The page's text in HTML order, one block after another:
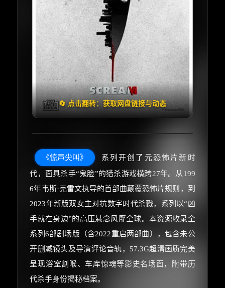
🔄 点击翻转：获取网盘链接与动态
失效请反馈
🧧️
天天领红包
《惊声尖叫》
系列开创了元恐怖片新时
代，面具杀手“鬼脸”的猎杀游戏横跨27年。从199
6年韦斯·克雷文执导的首部曲颠覆恐怖片规则，到
2023年新版双女主对抗数字时代杀戮，系列以“凶
手就在身边”的高压悬念风靡全球。本资源收录全
系列6部剧场版（含2022重启两部曲），包含未公
开删减镜头及导演评论音轨，57.3G超清画质完美
呈现浴室割喉、车库惊魂等影史名场面，附带历
代杀手身份揭秘档案。